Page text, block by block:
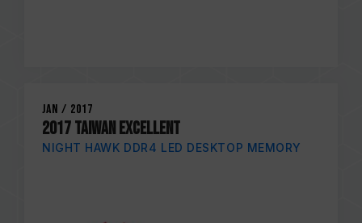
Jan / 2017
2017 TAIWAN EXCELLENT
NIGHT HAWK DDR4 LED DESKTOP MEMORY